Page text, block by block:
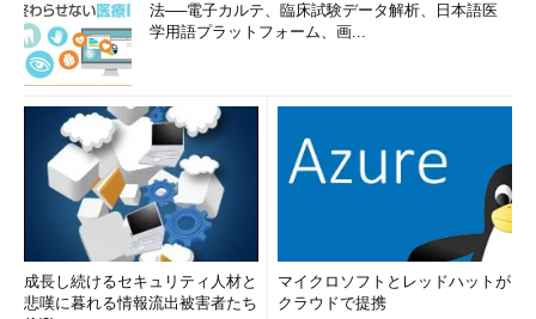
法──電子カルテ、臨床試験データ解析、日本語医
学用語プラットフォーム、画...
成長し続けるセキュリティ人材と
悲嘆に暮れる情報流出被害者たち
マイクロソフトとレッドハットが
クラウドで提携